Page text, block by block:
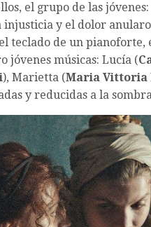
el grupo de las
injusticia y el dolor
teclado de un
jóvenes músicas: Lucía (
), Marietta (Maria Vittoria
y reducidas a la